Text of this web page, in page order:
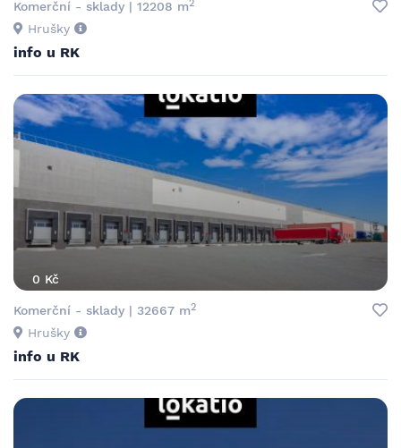
Komerční - sklady | 12208 m2
Hrušky
info u RK
0 Kč
Komerční - sklady | 32667 m2
Hrušky
info u RK